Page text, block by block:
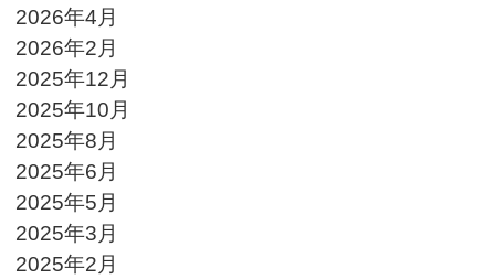
2026年4月
2026年2月
2025年12月
2025年10月
2025年8月
2025年6月
2025年5月
2025年3月
2025年2月